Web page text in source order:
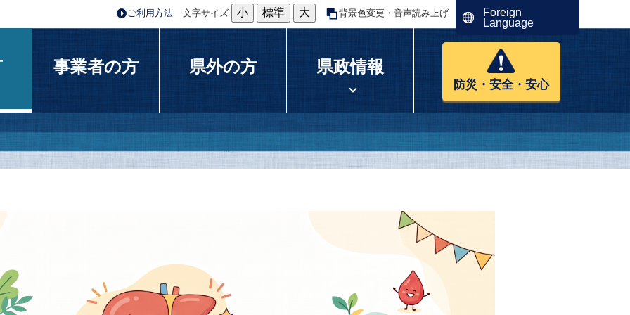
ご利用方法 文字サイズ 小 標準 大 背景色変更・音声読み上げ
Foreign
Language
事業者の方 県外の方 県政情報
防災・安全・安心